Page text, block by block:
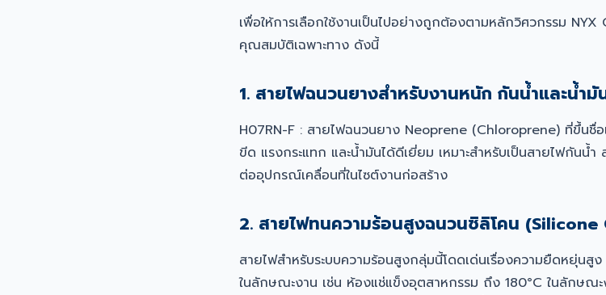
เพื่อให้การเลือกใช้งานเป็นไปอย่างถูกต้องตามหลักวิศวกรรม
คุณสมบัติเฉพาะทาง ดังนี้
1. สายไฟฉนวนยางสำหรับงานหนัก กันน้ำและน้ำ
H07RN-F : สายไฟฉนวนยาง Neoprene (Chloroprene) ที่ขึ้นชื่
ขีด แรงกระแทก และน้ำมันได้ดีเยี่ยม เหมาะสำหรับเป็นสายไฟกันน้
ต่ออุปกรณ์เคลื่อนที่ในไซต์งานก่อสร้าง
2. สายไฟทนความร้อนสูงฉนวนซิลิโคน (Silicone
สายไฟสำหรับระบบความร้อนสูงกลุ่มนี้โดดเด่นเรื่องความยืดหยุ่น
ในลักษณะงาน เช่น ห้องแช่แข็งอุตสาหกรรม ถึง 180°C ในลักษณ